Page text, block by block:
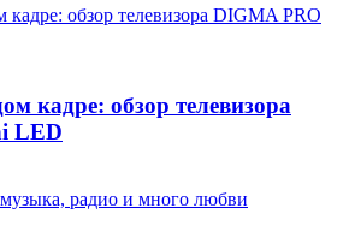
кадре: обзор телевизора
LED